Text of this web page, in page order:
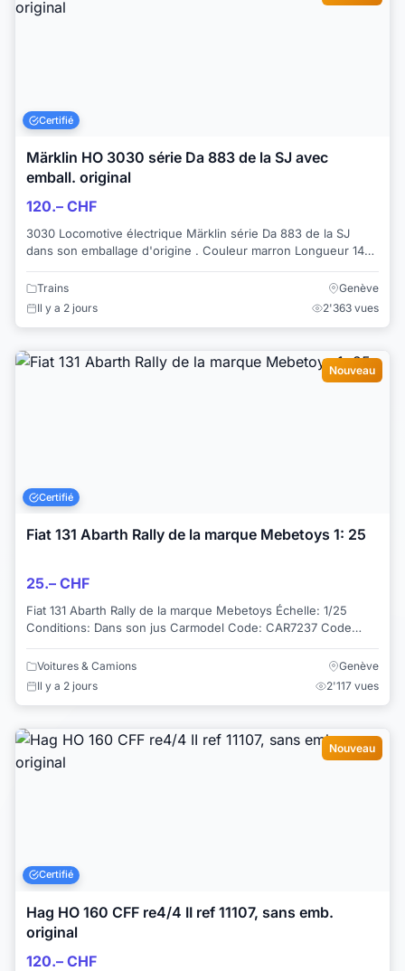
Certifié
Märklin HO 3030 série Da 883 de la SJ avec
emball. original
120.– CHF
3030 Locomotive électrique Märklin série Da 883 de la SJ
dans son emballage d'origine . Couleur marron Longueur 147
Trains
Genève
Il y a 2 jours
2'363 vues
Nouveau
Certifié
Fiat 131 Abarth Rally de la marque Mebetoys 1: 25
25.– CHF
Fiat 131 Abarth Rally de la marque Mebetoys Échelle: 1/25
Conditions: Dans son jus Carmodel Code: CAR7237 Code
constructeur: 8630 Couleur: RED ...
Voitures & Camions
Genève
Il y a 2 jours
2'117 vues
Nouveau
Certifié
Hag HO 160 CFF re4/4 II ref 11107, sans emb.
original
120.– CHF